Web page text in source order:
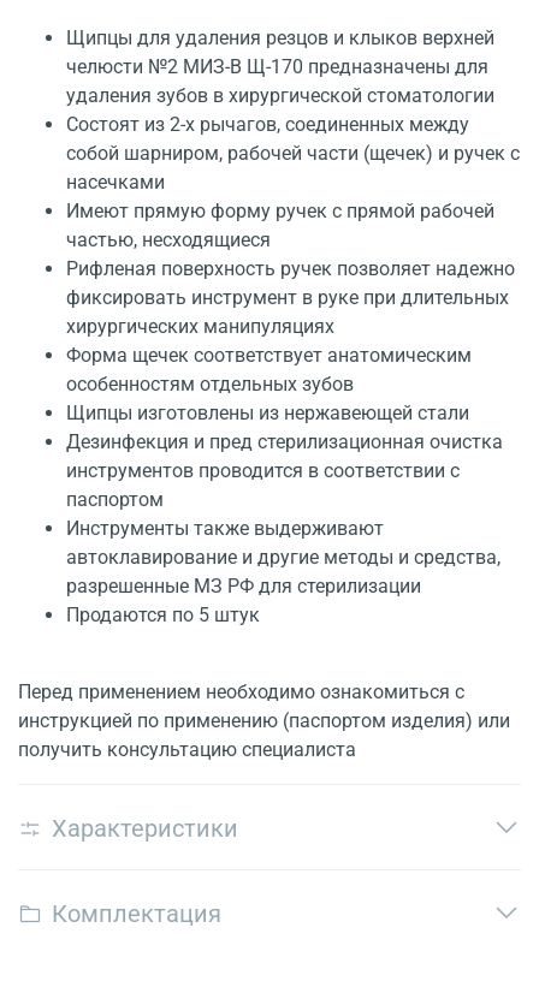
Щипцы для удаления резцов и клыков верхней
челюсти №2 МИЗ-В Щ-170 предназначены для
удаления зубов в хирургической стоматологии
Состоят из 2-х рычагов, соединенных между
собой шарниром, рабочей части (щечек) и ручек с
насечками
Имеют прямую форму ручек с прямой рабочей
частью, несходящиеся
Рифленая поверхность ручек позволяет надежно
фиксировать инструмент в руке при длительных
хирургических манипуляциях
Форма щечек соответствует анатомическим
особенностям отдельных зубов
Щипцы изготовлены из нержавеющей стали
Дезинфекция и пред стерилизационная очистка
инструментов проводится в соответствии с
паспортом
Инструменты также выдерживают
автоклавирование и другие методы и средства,
разрешенные МЗ РФ для стерилизации
Продаются по 5 штук
Перед применением необходимо ознакомиться с
инструкцией по применению (паспортом изделия) или
получить консультацию специалиста
Характеристики
Комплектация